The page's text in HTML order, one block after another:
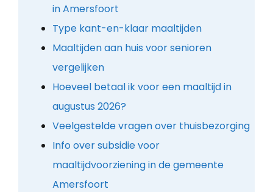
in Amersfoort
Type kant-en-klaar maaltijden
Maaltijden aan huis voor senioren
vergelijken
Hoeveel betaal ik voor een maaltijd in
augustus 2026?
Veelgestelde vragen over thuisbezorging
Info over subsidie voor
maaltijdvoorziening in de gemeente
Amersfoort